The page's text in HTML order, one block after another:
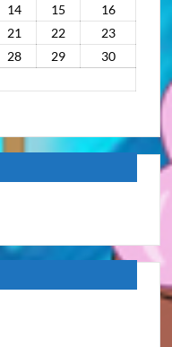
14 15
16
21 22
23
28 29
30